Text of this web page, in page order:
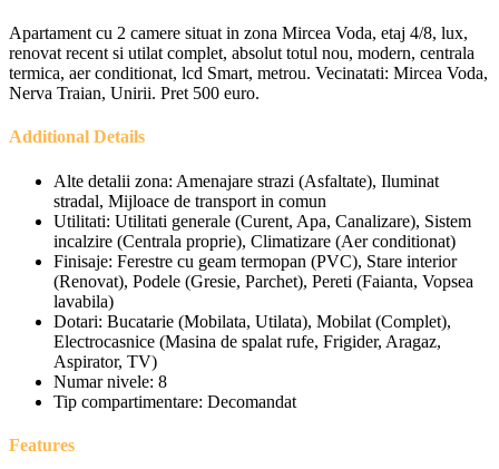
Apartament cu 2 camere situat in zona Mircea Voda, etaj 4/8, lux,
renovat recent si utilat complet, absolut totul nou, modern, centrala
termica, aer conditionat, lcd Smart, metrou. Vecinatati: Mircea Voda,
Nerva Traian, Unirii. Pret 500 euro.
Additional Details
Alte detalii zona: Amenajare strazi (Asfaltate), Iluminat
stradal, Mijloace de transport in comun
Utilitati: Utilitati generale (Curent, Apa, Canalizare), Sistem
incalzire (Centrala proprie), Climatizare (Aer conditionat)
Finisaje: Ferestre cu geam termopan (PVC), Stare interior
(Renovat), Podele (Gresie, Parchet), Pereti (Faianta, Vopsea
lavabila)
Dotari: Bucatarie (Mobilata, Utilata), Mobilat (Complet),
Electrocasnice (Masina de spalat rufe, Frigider, Aragaz,
Aspirator, TV)
Numar nivele: 8
Tip compartimentare: Decomandat
Features